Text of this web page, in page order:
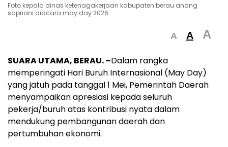
Foto kepala dinas ketenagakerjaan kabupaten berau anang
sapriani diacara may day 2026
A A A
SUARA UTAMA, BERAU. –Dalam rangka
memperingati Hari Buruh Internasional (May Day)
yang jatuh pada tanggal 1 Mei, Pemerintah Daerah
menyampaikan apresiasi kepada seluruh
pekerja/buruh atas kontribusi nyata dalam
mendukung pembangunan daerah dan
pertumbuhan ekonomi.